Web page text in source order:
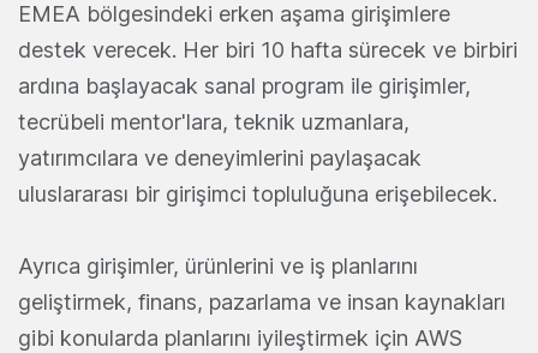
EMEA bölgesindeki erken aşama girişimlere
destek verecek. Her biri 10 hafta sürecek ve birbiri
ardına başlayacak sanal program ile girişimler,
tecrübeli mentor'lara, teknik uzmanlara,
yatırımcılara ve deneyimlerini paylaşacak
uluslararası bir girişimci topluluğuna erişebilecek.
Ayrıca girişimler, ürünlerini ve iş planlarını
geliştirmek, finans, pazarlama ve insan kaynakları
gibi konularda planlarını iyileştirmek için AWS